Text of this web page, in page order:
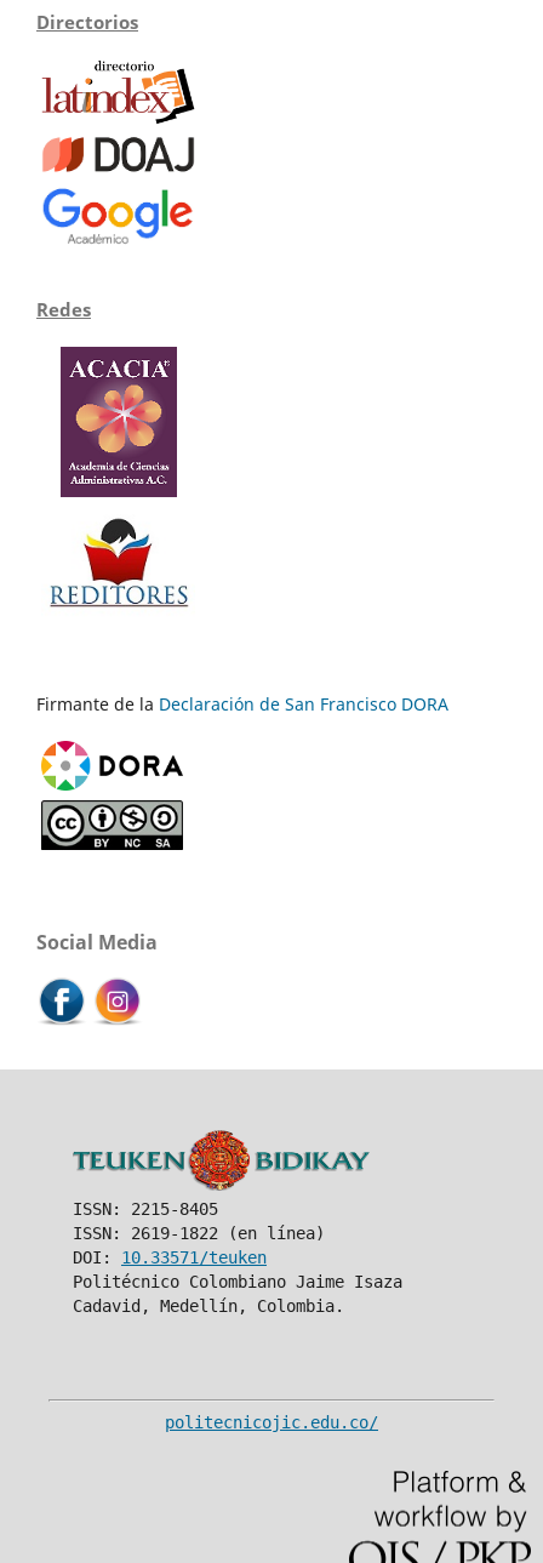
Directorios
Redes
Firmante de la Declaración de San Francisco DORA
Social Media
ISSN: 2215-8405
ISSN: 2619-1822 (en línea)
DOI: 10.33571/teuken
Politécnico Colombiano Jaime Isaza
Cadavid, Medellín, Colombia.
politecnicojic.edu.co/